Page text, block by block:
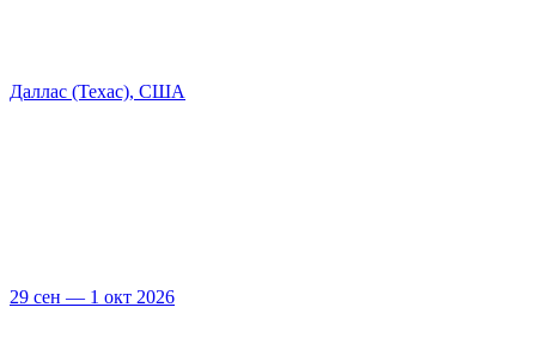
Даллас (Техас), США
29 сен — 1 окт 2026